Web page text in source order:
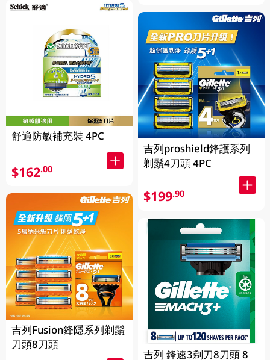
舒適防敏補充裝 4PC
$162.00
吉列Fusion鋒隱系列剃鬚
刀頭8刀頭
吉列proshield鋒護系列
剃鬚4刀頭 4PC
$199.90
吉列 鋒速3剃刀8刀頭 8